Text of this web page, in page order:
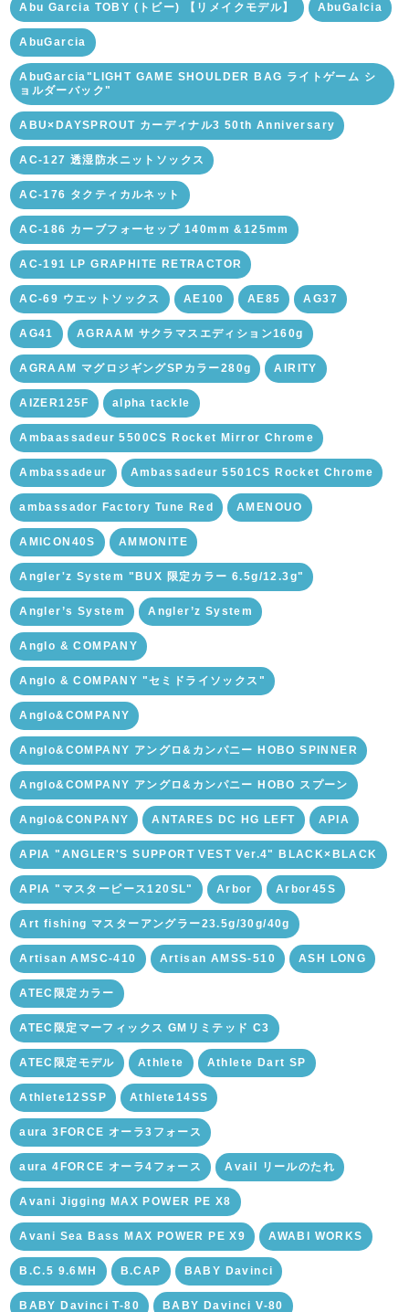
Abu Garcia TOBY (トビー) 【リメイクモデル】 AbuGalcia
AbuGarcia
AbuGarcia"LIGHT GAME SHOULDER BAG ライトゲーム シ
ョルダーバック"
ABU×DAYSPROUT カーディナル3 50th Anniversary
AC-127 透湿防水ニットソックス
AC-176 タクティカルネット
AC-186 カーブフォーセップ 140mm &125mm
AC-191 LP GRAPHITE RETRACTOR
AC-69 ウエットソックス AE100 AE85 AG37
AG41 AGRAAM サクラマスエディション160g
AGRAAM マグロジギングSPカラー280g AIRITY
AIZER125F alpha tackle
Ambaassadeur 5500CS Rocket Mirror Chrome
Ambassadeur Ambassadeur 5501CS Rocket Chrome
ambassador Factory Tune Red AMENOUO
AMICON40S AMMONITE
Angler'z System "BUX 限定カラー 6.5g/12.3g"
Angler’s System Angler’z System
Anglo & COMPANY
Anglo & COMPANY "セミドライソックス"
Anglo&COMPANY
Anglo&COMPANY アングロ&カンパニー HOBO SPINNER
Anglo&COMPANY アングロ&カンパニー HOBO スプーン
Anglo&CONPANY ANTARES DC HG LEFT APIA
APIA "ANGLER'S SUPPORT VEST Ver.4" BLACK×BLACK
APIA "マスターピース120SL" Arbor Arbor45S
Art fishing マスターアングラー23.5g/30g/40g
Artisan AMSC-410 Artisan AMSS-510 ASH LONG
ATEC限定カラー
ATEC限定マーフィックス GMリミテッド C3
ATEC限定モデル Athlete Athlete Dart SP
Athlete12SSP Athlete14SS
aura 3FORCE オーラ3フォース
aura 4FORCE オーラ4フォース Avail リールのたれ
Avani Jigging MAX POWER PE X8
Avani Sea Bass MAX POWER PE X9 AWABI WORKS
B.C.5 9.6MH B.CAP BABY Davinci
BABY Davinci T-80 BABY Davinci V-80